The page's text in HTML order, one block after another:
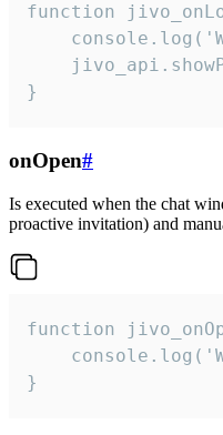
function
}
onOpen#
Is executed when the chat
proactive invitation) and
function
}